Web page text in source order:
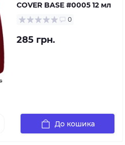
COVER BASE #0005 12 мл
0
285 грн.
До кошика